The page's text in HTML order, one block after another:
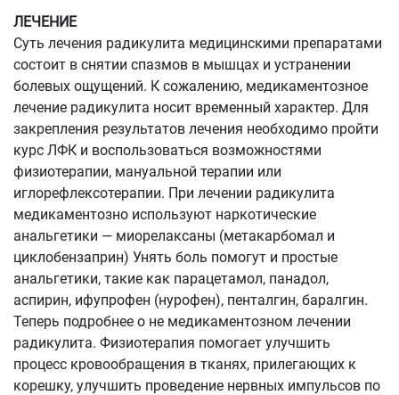
ЛЕЧЕНИЕ
Суть лечения радикулита медицинскими препаратами
состоит в снятии спазмов в мышцах и устранении
болевых ощущений. К сожалению, медикаментозное
лечение радикулита носит временный характер. Для
закрепления результатов лечения необходимо пройти
курс ЛФК и воспользоваться возможностями
физиотерапии, мануальной терапии или
иглорефлексотерапии. При лечении радикулита
медикаментозно используют наркотические
анальгетики — миорелаксаны (метакарбомал и
циклобензаприн) Унять боль помогут и простые
анальгетики, такие как парацетамол, панадол,
аспирин, ифупрофен (нурофен), пенталгин, баралгин.
Теперь подробнее о не медикаментозном лечении
радикулита. Физиотерапия помогает улучшить
процесс кровообращения в тканях, прилегающих к
корешку, улучшить проведение нервных импульсов по